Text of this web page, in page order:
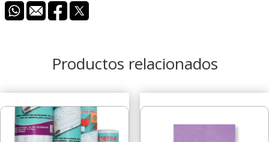
Productos relacionados